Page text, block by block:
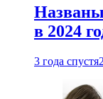
в 2024
3 года спустя